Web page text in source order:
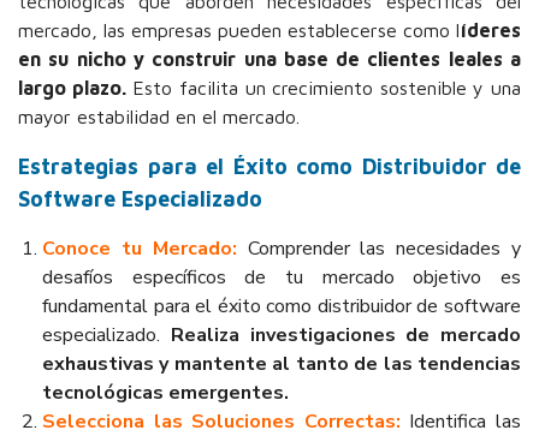
mercado, las empresas pueden establecerse como líderes
en su nicho y construir una base de clientes leales a
largo plazo.Esto facilita un crecimiento sostenible y una
mayor estabilidad en el mercado.
Estrategias para el Éxito como Distribuidor de
Software Especializado
Conoce tu Mercado: Comprender las necesidades y
desafíos específicos de tu mercado objetivo es
fundamental para el éxito como distribuidor de software
especializado. Realiza investigaciones de mercado
exhaustivas y mantente al tanto de las tendencias
tecnológicas emergentes.
Selecciona las Soluciones Correctas: Identifica las